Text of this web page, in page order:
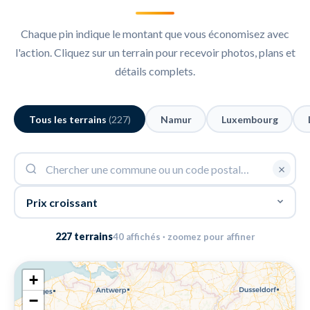
Chaque pin indique le montant que vous économisez avec
l'action. Cliquez sur un terrain pour recevoir photos, plans et
détails complets.
Tous les terrains (227) Namur Luxembourg
×
227 terrains40 affichés · zoomez pour affiner
+
−